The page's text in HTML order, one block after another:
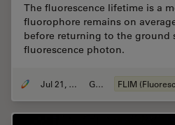
The fluorescence lifetime is a
fluorophore remains on
before returning to the ground
fluorescence photon.
Jul 21, 2022 Guia